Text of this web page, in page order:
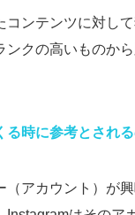
コンテンツに対し
ンクの高いものか
時に参考とされ
（アカウント）が